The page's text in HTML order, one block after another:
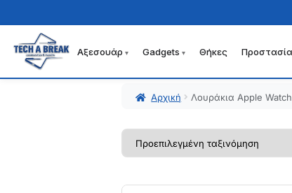
Απευθείας
μετάβαση
Μετάβαση
σε
Αξεσουάρ Gadgets Θήκες
Αρχική Λουράκια Apple Watch